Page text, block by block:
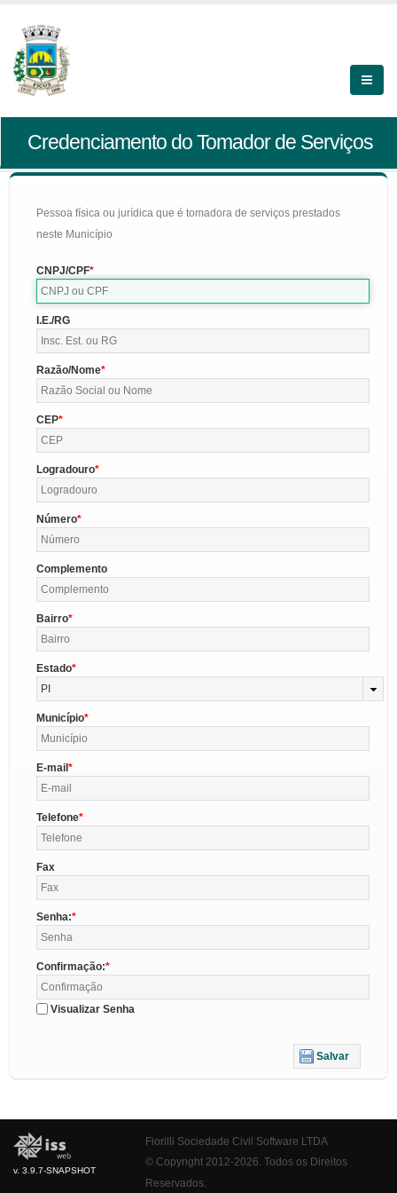
Credenciamento do Tomador de Serviços
Pessoa física ou jurídica que é tomadora de serviços prestados
neste Município
CNPJ/CPF
I.E./RG
Razão/Nome
CEP
Logradouro
Número
Complemento
Bairro
Estado
PI
Município
E-mail
Telefone
Fax
Senha:
Confirmação:
Visualizar Senha
Salvar
v. 3.9.7-SNAPSHOT
Fiorilli Sociedade Civil Software LTDA
© Copyright 2012-2026. Todos os Direitos
Reservados.